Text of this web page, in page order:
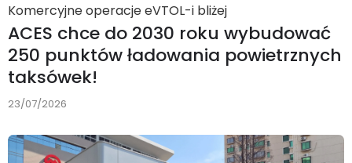
Komercyjne operacje eVTOL-i bliżej
ACES chce do 2030 roku wybudować
250 punktów ładowania powietrznych
taksówek!
23/07/2026